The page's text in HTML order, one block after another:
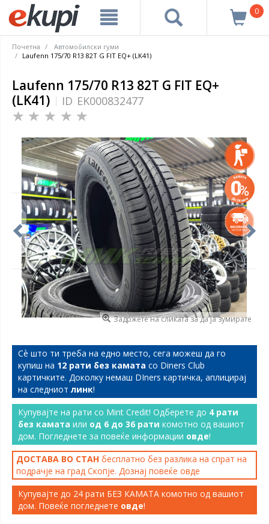
0
Почетна
Автомобилски гуми
Laufenn 175/70 R13 82T G FIT EQ+ (LK41)
Laufenn 175/70 R13 82T G FIT EQ+
(LK41)
ID EK000832477
Задржете на сликата за да ја зумирате
Сѐ што ти треба на едно место, сега можеш да го
купиш на 12 рати без камата со Diners Club
картичките. Доколку немаш DIners картичка, аплицирај
на следниот линк!
Купувајте на рати со Mint Credit! Одберете до 4 рати
без камата или од 6 до 36 рати комотно од вашиот
дом. Погледнете за повеќе информации овде!
ДОСТАВА ВО СТАН бесплатно без разлика на спрат на
подрачје на град Скопје. Дознај повеќе овде
Купувајте до 24 рати БЕЗ КАМАТА комотно од вашиот
дом. Повеќе погледнете овде!